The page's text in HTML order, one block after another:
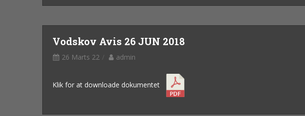
Vodskov Avis 26 JUN 2018
26 Marts 22 admin
Klik for at downloade dokumentet